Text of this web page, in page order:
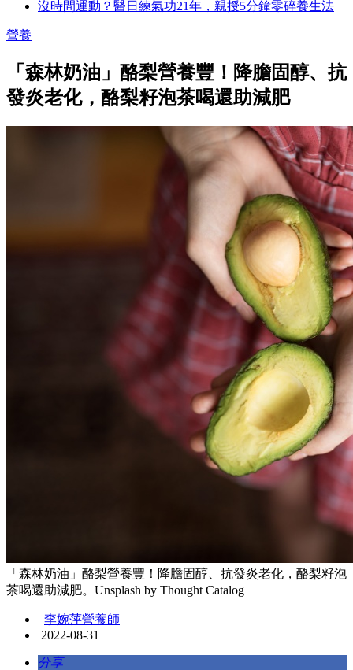
沒時間運動？醫日練氣功21年，親授5分鐘零碎養生法
營養
「森林奶油」酪梨營養豐！降膽固醇、抗
發炎老化，酪梨籽泡茶喝還助減肥
「森林奶油」酪梨營養豐！降膽固醇、抗發炎老化，酪梨籽泡
茶喝還助減肥。Unsplash by Thought Catalog
李婉萍營養師
2022-08-31
分享